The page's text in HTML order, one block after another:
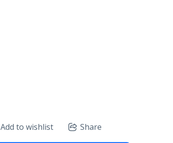
Add to wishlist Share